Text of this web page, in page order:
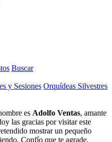
Buscar
y Sesiones Orquídeas Silvestres
es Adolfo Ventas, amante
las gracias por visitar este
mostrar un pequeño
Confío que te agrade,